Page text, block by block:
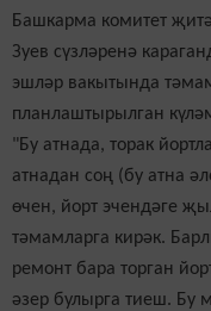
Башкарма комитет
Зуев сүзләренә
эшләр вакытында
планлаштырылган
"Бу атнада, торак
атнадан соң (бу атна
өчен, йорт эчендәге
тәмамларга кирәк.
ремонт бара торган
әзер булырга тиеш. Бу